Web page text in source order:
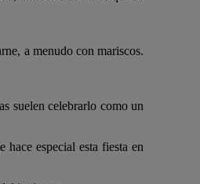
a menudo con mariscos.
suelen celebrarlo como un
especial esta fiesta en